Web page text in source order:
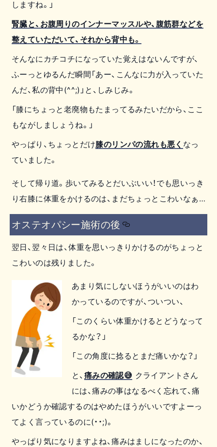
しますね。」
腎臓と、お腹周りのインナーマッスルや、腹筋群などを
整えていただいて、それから背中も。
そんなにカチコチになっていた覚えはないんですが、
ふーっとゆるんだ瞬間「あー、こんなに力が入っていた
んだ、私の背中(^^;)」と、しみじみ。
「膝にちょっと老廃物もたまってるみたいだから、ここ
もながしましょうね。」
やっぱり、ちょっとだけ膝のリンパの流れも悪く なっ
ていました。
そして帰り道。歩いてみるとだいぶいい！でも思いっき
り右膝に体重をかけるのは、まだちょっとこわいなぁ…
オステオパシー施術の後
翌日、翌々日は、体重を思いっきりかけるのがちょっと
こわいのは残りました。
あまり気にしないほうがいいのはわ
かっているのですが、ついつい、
「このくらい体重かけるとどうなって
るかな？」
「この角度に捻るとまだ痛いかな？」
と、 痛みの確認😅 クライアントさん
には、痛みの事はなるべく忘れて、痛
いかどうか確認するのはやめたほうがいいですよーっ
てよく言っているのに(・・;)。
やっぱり気になりますよね、痛みはましになったのか、